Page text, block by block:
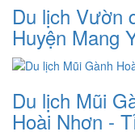
Du lịch Vườn
Huyện Mang
Du lịch Mũi
Hoài Nhơn -